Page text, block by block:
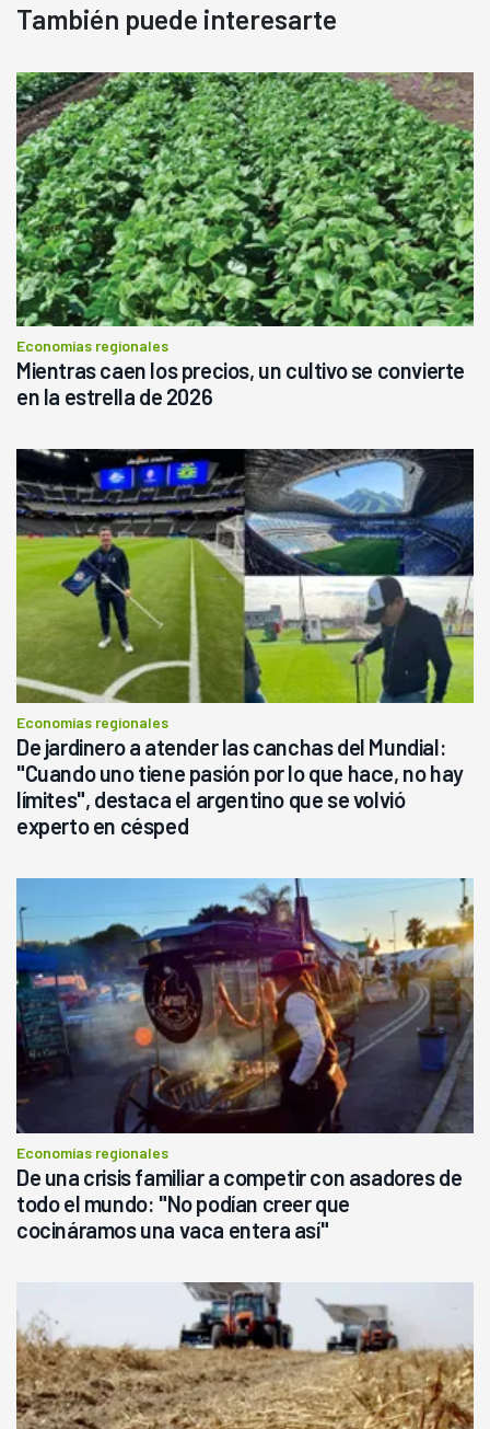
También puede interesarte
Economías regionales
Mientras caen los precios, un cultivo se convierte
en la estrella de 2026
Economías regionales
De jardinero a atender las canchas del Mundial:
"Cuando uno tiene pasión por lo que hace, no hay
límites", destaca el argentino que se volvió
experto en césped
Economías regionales
De una crisis familiar a competir con asadores de
todo el mundo: "No podían creer que
cocináramos una vaca entera así"